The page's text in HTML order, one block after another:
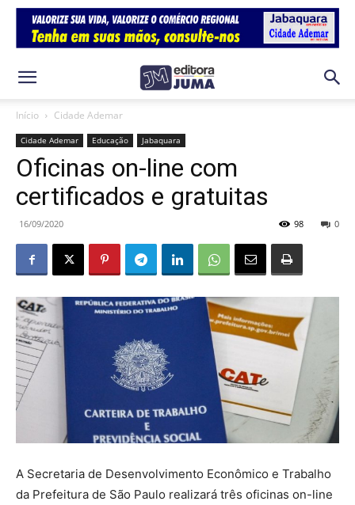
Início Cidade Ademar
Cidade Ademar Educação Jabaquara
Oficinas on-line com
certificados e gratuitas
16/09/2020 0
98
A Secretaria de Desenvolvimento Econômico e Trabalho
da Prefeitura de São Paulo realizará três oficinas on-line